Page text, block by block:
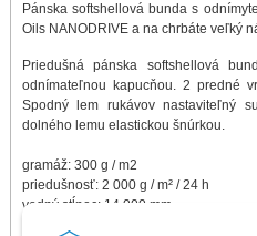
Pánska softshellová bunda s
Oils NANODRIVE a na chrbáte veľký
Priedušná pánska softshellová
odnímateľnou kapucňou. 2 predné
Spodný lem rukávov nastaviteľný
dolného lemu elastickou šnúrkou.
gramáž: 300 g / m2
priedušnosť: 2 000 g / m² / 24 h
vodný stĺpec: 14 000 mm